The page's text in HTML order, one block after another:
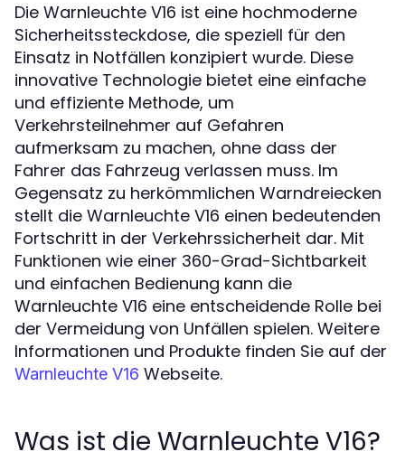
Die Warnleuchte V16 ist eine hochmoderne
Sicherheitssteckdose, die speziell für den
Einsatz in Notfällen konzipiert wurde. Diese
innovative Technologie bietet eine einfache
und effiziente Methode, um
Verkehrsteilnehmer auf Gefahren
aufmerksam zu machen, ohne dass der
Fahrer das Fahrzeug verlassen muss. Im
Gegensatz zu herkömmlichen Warndreiecken
stellt die Warnleuchte V16 einen bedeutenden
Fortschritt in der Verkehrssicherheit dar. Mit
Funktionen wie einer 360-Grad-Sichtbarkeit
und einfachen Bedienung kann die
Warnleuchte V16 eine entscheidende Rolle bei
der Vermeidung von Unfällen spielen. Weitere
Informationen und Produkte finden Sie auf der
Warnleuchte V16 Webseite.
Was ist die Warnleuchte V16?